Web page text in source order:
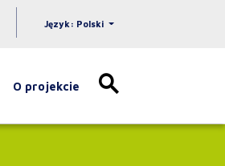
Język: Polski
O projekcie